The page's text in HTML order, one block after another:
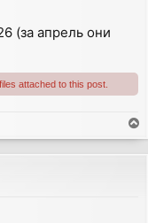
(за апрель они
attached to this post.
o
p